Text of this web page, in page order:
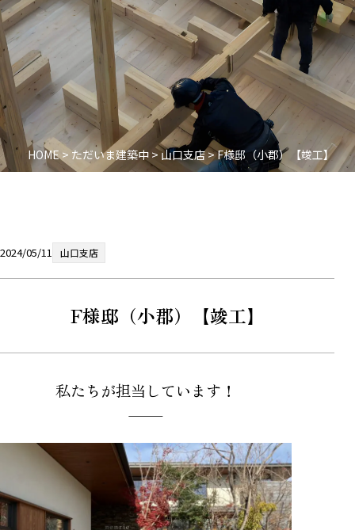
HOME >ただいま建築中 >山口支店>F様邸（小郡）【竣工】
2024/05/11 山口支店
F様邸（小郡）【竣工】
私たちが担当しています！